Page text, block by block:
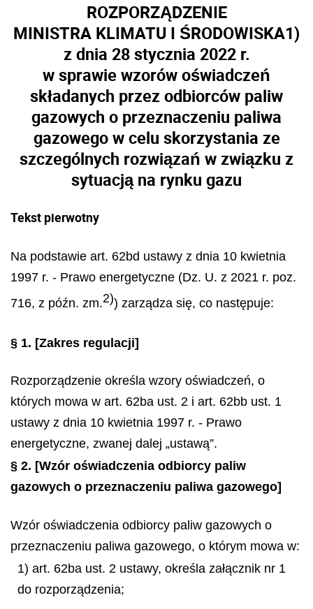
ROZPORZĄDZENIE
MINISTRA KLIMATU I ŚRODOWISKA1)
z dnia 28 stycznia 2022 r.
w sprawie wzorów oświadczeń
składanych przez odbiorców paliw
gazowych o przeznaczeniu paliwa
gazowego w celu skorzystania ze
szczególnych rozwiązań w związku z
sytuacją na rynku gazu
Tekst pierwotny
Na podstawie art. 62bd ustawy z dnia 10 kwietnia
1997 r. - Prawo energetyczne (Dz. U. z 2021 r. poz.
716, z późn. zm.2)) zarządza się, co następuje:
§ 1. [Zakres regulacji]
Rozporządzenie określa wzory oświadczeń, o
których mowa w art. 62ba ust. 2 i art. 62bb ust. 1
ustawy z dnia 10 kwietnia 1997 r. - Prawo
energetyczne, zwanej dalej „ustawą”.
§ 2. [Wzór oświadczenia odbiorcy paliw
gazowych o przeznaczeniu paliwa gazowego]
Wzór oświadczenia odbiorcy paliw gazowych o
przeznaczeniu paliwa gazowego, o którym mowa w:
1) art. 62ba ust. 2 ustawy, określa załącznik nr 1
do rozporządzenia;